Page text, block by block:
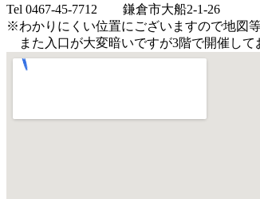
Tel 0467-45-7712 鎌倉市大船2-1-26
※わかりにくい位置にございますので地図
また入口が大変暗いですが3階で開催して